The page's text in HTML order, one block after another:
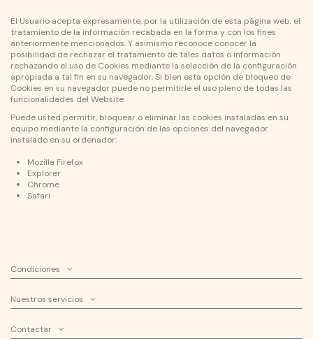
El Usuario acepta expresamente, por la utilización de esta página web, el
tratamiento de la información recabada en la forma y con los fines
anteriormente mencionados. Y asimismo reconoce conocer la
posibilidad de rechazar el tratamiento de tales datos o información
rechazando el uso de Cookies mediante la selección de la configuración
apropiada a tal fin en su navegador. Si bien esta opción de bloqueo de
Cookies en su navegador puede no permitirle el uso pleno de todas las
funcionalidades del Website.
Puede usted permitir, bloquear o eliminar las cookies instaladas en su
equipo mediante la configuración de las opciones del navegador
instalado en su ordenador:
Mozilla Firefox
Explorer
Chrome
Safari
Condiciones
Nuestros servicios
Contactar